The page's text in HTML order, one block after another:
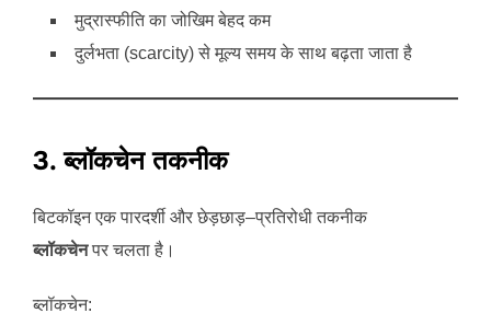
मुद्रास्फीति का जोखिम बेहद कम
दुर्लभता (scarcity) से मूल्य समय के साथ बढ़ता जाता है
3. ब्लॉकचेन तकनीक
बिटकॉइन एक पारदर्शी और छेड़छाड़–प्रतिरोधी तकनीक
ब्लॉकचेनपर चलता है।
ब्लॉकचेन: